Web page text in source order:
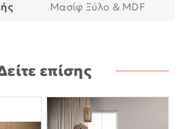
Μασίφ Ξύλο & MDF
επίσης